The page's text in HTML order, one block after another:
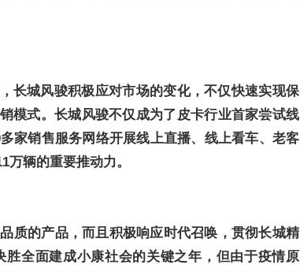
长城风骏积极应对市场的变化，不仅快速实现保
模式。长城风骏不仅成为了皮卡行业首家尝试线
家销售服务网络开展线上直播、线上看车、老客
辆的重要推动力。
质的产品，而且积极响应时代召唤，贯彻长城精
全面建成小康社会的关键之年，但由于疫情原